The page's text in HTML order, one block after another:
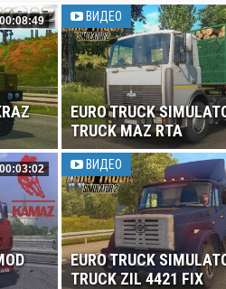
00:08:49 ВИДЕО
EURO TRUCK
TRUCK MAZ RTA
00:03:02 ВИДЕО
EURO TRUCK
TRUCK ZIL 4421 FIX